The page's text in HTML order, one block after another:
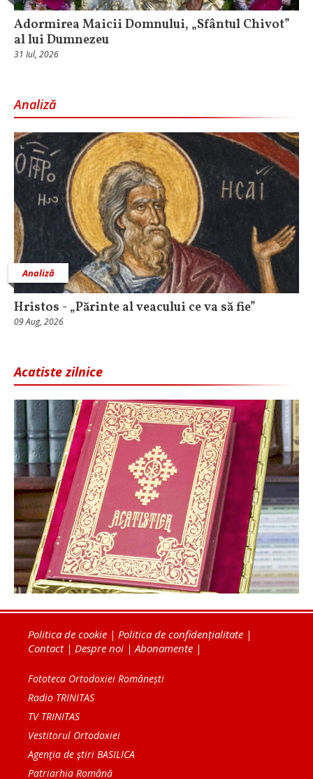
Adormirea Maicii Domnului, „Sfântul Chivot”
al lui Dumnezeu
31 Iul, 2026
Analiză
Analiză
Hristos - „Părinte al veacului ce va să fie”
09 Aug, 2026
Acatiste zilnice
Politica de cookie | Politica de confidențialitate |
Contact| Despre noi | Abonamente |
Fototeca Ortodoxiei Românești
Radio TRINITAS
TV TRINITAS
Vestitorul Ortodoxiei
Agenţia de ştiri BASILICA
Patriarhia Română